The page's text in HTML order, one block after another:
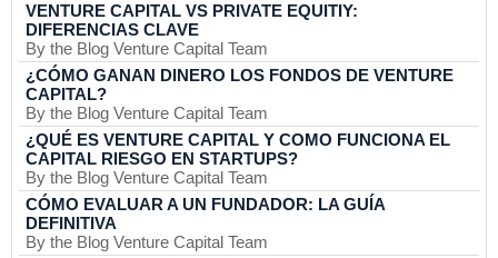
VENTURE CAPITAL VS PRIVATE EQUITIY:
DIFERENCIAS CLAVE
By the Blog Venture Capital Team
¿CÓMO GANAN DINERO LOS FONDOS DE VENTURE
CAPITAL?
By the Blog Venture Capital Team
¿QUÉ ES VENTURE CAPITAL Y COMO FUNCIONA EL
CAPITAL RIESGO EN STARTUPS?
By the Blog Venture Capital Team
CÓMO EVALUAR A UN FUNDADOR: LA GUÍA
DEFINITIVA
By the Blog Venture Capital Team